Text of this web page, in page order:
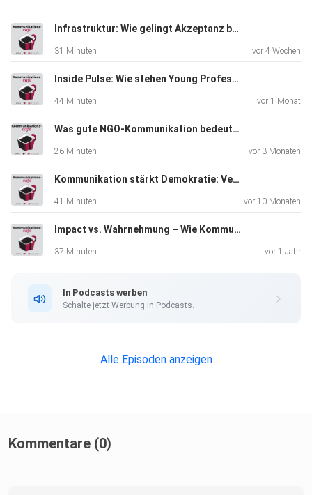
durch die richtige Kommunikationsstrategie Vertrauen
schaffen und
Diversity glaubhaft leben können. Hör rein und erfahre, wie
echte
Kommunikation den Unterschied macht.
Infrastruktur: Wie gelingt Akzeptanz beim Leitungsbau?
31 Minuten vor 4 Wochen
Inside Pulse: Wie stehen Young Professionals zum Thema KI?
44 Minuten vor 1 Monat
Was gute NGO-Kommunikation bedeutet
26 Minuten vor 3 Monaten
Kommunikation stärkt Demokratie: Verantwortung zwischen PR und Journalismus
41 Minuten vor 10 Monaten
Impact vs. Wahrnehmung – Wie Kommunikation wirklich wirkt
37 Minuten vor 1 Jahr
In Podcasts werben
Schalte jetzt Werbung in Podcasts.
Alle Episoden anzeigen
Kommentare (0)